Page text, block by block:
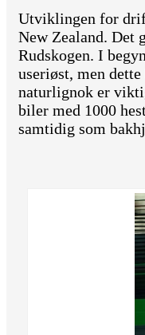
Utviklingen for
New Zealand. Det
Rudskogen. I
useriøst, men
naturlignok er
biler med 1000
samtidig som